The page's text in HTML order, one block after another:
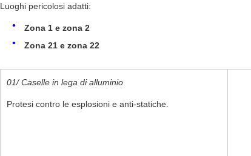
Luoghi pericolosi adatti:
Zona 1 e zona 2
Zona 21 e zona 22
01/ Caselle in lega di alluminio
Protesi contro le esplosioni e anti-statiche.